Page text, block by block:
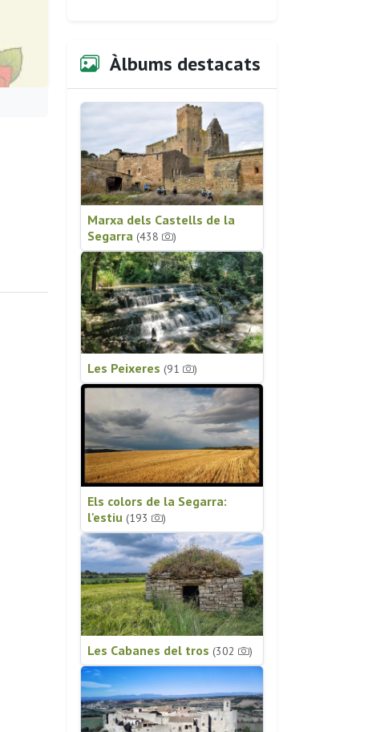
Àlbums destacats
Marxa dels Castells de la
Segarra (438 )
Les Peixeres (91 )
Els colors de la Segarra:
l'estiu (193 )
Les Cabanes del tros (302 )